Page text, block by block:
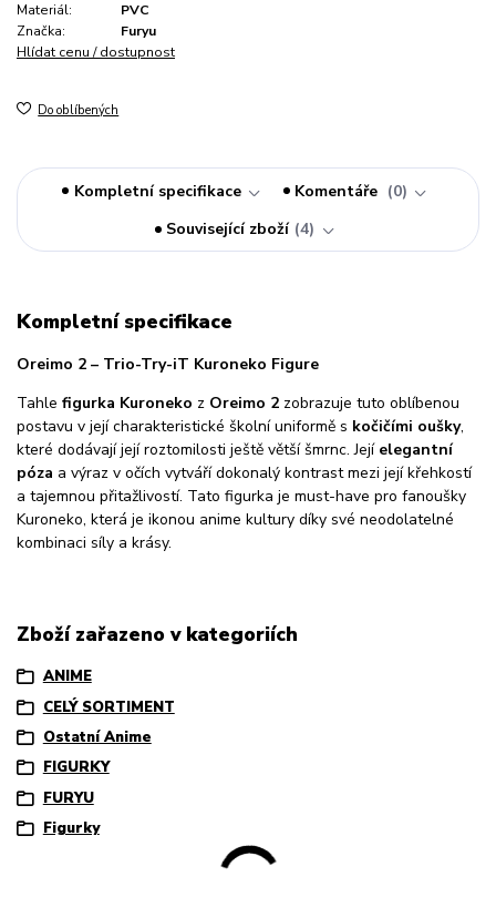
Materiál:
PVC
Značka:
Furyu
Hlídat cenu / dostupnost
Do oblíbených
Kompletní specifikace Komentáře
0
Související zboží 4
Kompletní specifikace
Oreimo 2 – Trio-Try-iT Kuroneko Figure
Tahle figurka Kuroneko z Oreimo 2 zobrazuje tuto oblíbenou
postavu v její charakteristické školní uniformě s kočičími oušky,
které dodávají její roztomilosti ještě větší šmrnc. Její elegantní
póza a výraz v očích vytváří dokonalý kontrast mezi její křehkostí
a tajemnou přitažlivostí. Tato figurka je must-have pro fanoušky
Kuroneko, která je ikonou anime kultury díky své neodolatelné
kombinaci síly a krásy.
Zboží zařazeno v kategoriích
ANIME
CELÝ SORTIMENT
Ostatní Anime
FIGURKY
FURYU
Figurky